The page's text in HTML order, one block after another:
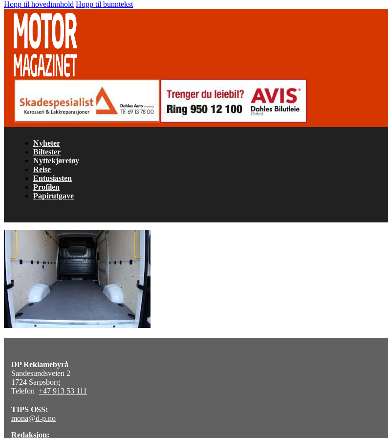
Hopp til hovedinnhold Hopp til bunntekst
Nyheter
Biltester
Nyttekjøretøy
Reise
Entusiasten
Profilen
Papirutgave
DP Reklamebyrå
Sandesundsveien 2
1724 Sarpsborg
Telefon +47 913 53 111
TIPS OSS:
mona@d-p.no
Redaksjon: